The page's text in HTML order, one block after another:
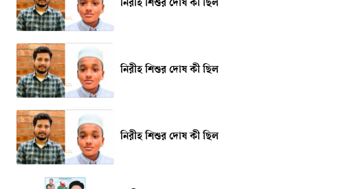
নিরীহ শিশুর দোষ কী ছিল
নিরীহ শিশুর দোষ কী ছিল
নিরীহ শিশুর দোষ কী ছিল